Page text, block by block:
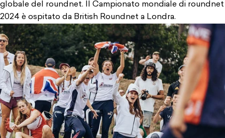
globale del roundnet. Il Campionato mondiale di roundnet
2024 è ospitato da British Roundnet a Londra.